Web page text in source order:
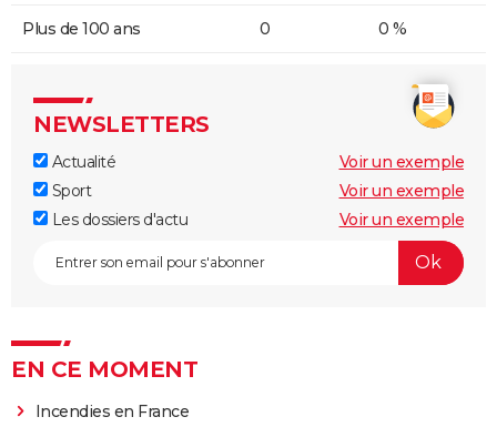
Plus de 100 ans 0 0 %
NEWSLETTERS
Actualité
Voir un exemple
Sport
Voir un exemple
Les dossiers d'actu
Voir un exemple
EN CE MOMENT
Incendies en France